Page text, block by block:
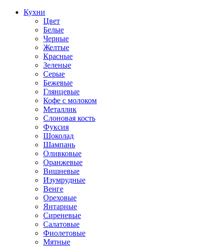
Кухни
Цвет
Белые
Черные
Желтые
Красные
Зеленые
Серые
Бежевые
Глянцевые
Кофе с молоком
Металлик
Слоновая кость
Фуксия
Шоколад
Шампань
Оливковые
Оранжевые
Вишневые
Изумрудные
Венге
Ореховые
Янтарные
Сиреневые
Салатовые
Фиолетовые
Мятные